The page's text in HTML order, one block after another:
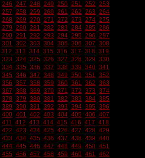
246 247 248 249 250 251 252 253
257 258 259 260 261 262 263 264
268 269 270 271 272 273 274 275
279 280 281 282 283 284 285 286
290 291 292 293 294 295 296 297
301 302 303 304 305 306 307 308
312 313 314 315 316 317 318 319
323 324 325 326 327 328 329 330
334 335 336 337 338 339 340 341
345 346 347 348 349 350 351 352
356 357 358 359 360 361 362 363
367 368 369 370 371 372 373 374
378 379 380 381 382 383 384 385
389 390 391 392 393 394 395 396
400 401 402 403 404 405 406 407
411 412 413 414 415 416 417 418
422 423 424 425 426 427 428 429
433 434 435 436 437 438 439 440
444 445 446 447 448 449 450 451
455 456 457 458 459 460 461 462